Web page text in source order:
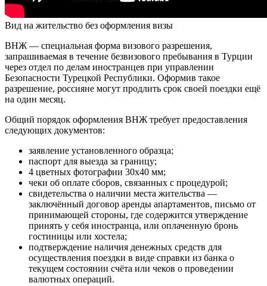
Вид на жительство без оформления визы
ВНЖ — специальная форма визового разрешения,
запрашиваемая в течение безвизового пребывания в Турции
через отдел по делам иностранцев при управлении
Безопасности Турецкой Республики. Оформив такое
разрешение, россияне могут продлить срок своей поездки ещё
на один месяц.
Общий порядок оформления ВНЖ требует предоставления
следующих документов:
заявление установленного образца;
паспорт для выезда за границу;
4 цветных фотографии 30х40 мм;
чеки об оплате сборов, связанных с процедурой;
свидетельства о наличии места жительства —
заключённый договор аренды апартаментов, письмо от
принимающей стороны, где содержится утверждение
принять у себя иностранца, или оплаченную бронь
гостиницы или хостела;
подтверждение наличия денежных средств для
осуществления поездки в виде справки из банка о
текущем состоянии счёта или чеков о проведении
валютных операций.